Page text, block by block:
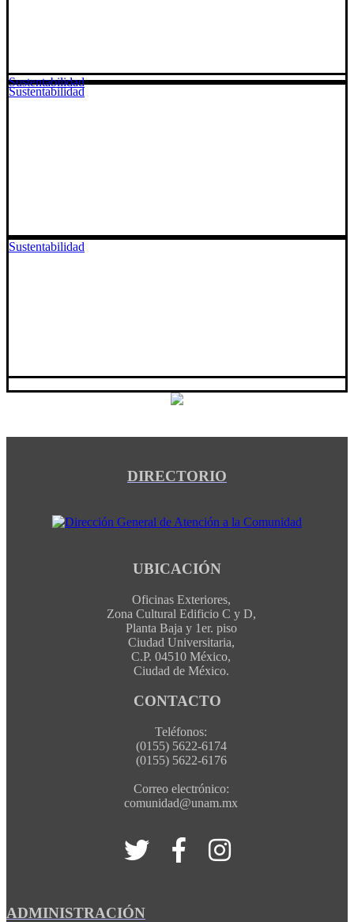
Sustentabilidad
Sustentabilidad
Sustentabilidad
DIRECTORIO
UBICACIÓN
Oficinas Exteriores,
Zona Cultural Edificio C y D,
Planta Baja y 1er. piso
Ciudad Universitaria,
C.P. 04510 México,
Ciudad de México.
CONTACTO
Teléfonos:
(0155) 5622-6174
(0155) 5622-6176
Correo electrónico:
comunidad@unam.mx
ADMINISTRACIÓN